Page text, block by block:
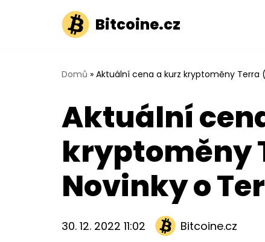
Bitcoine.cz
Domů » Aktuální cena a kurz kryptoměny Terra
Aktuální
kryptoměny
Novinky o
30. 12. 2022 11:02 Bitcoine.cz